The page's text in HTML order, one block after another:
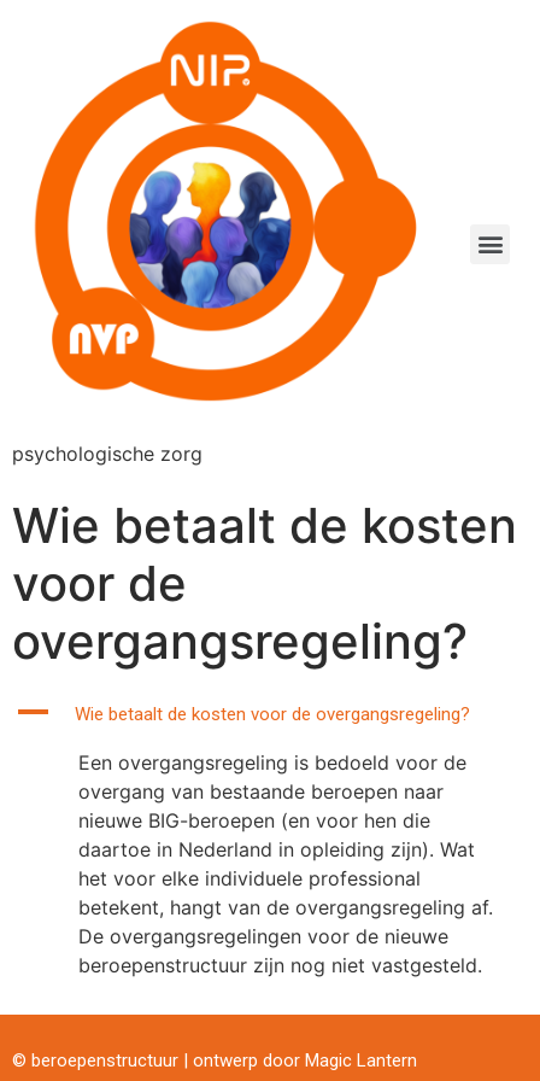
psychologische zorg
Wie betaalt de kosten
voor de
overgangsregeling?
A Wie betaalt de kosten voor de overgangsregeling?
Een overgangsregeling is bedoeld voor de
overgang van bestaande beroepen naar
nieuwe BIG-beroepen (en voor hen die
daartoe in Nederland in opleiding zijn). Wat
het voor elke individuele professional
betekent, hangt van de overgangsregeling af.
De overgangsregelingen voor de nieuwe
beroepenstructuur zijn nog niet vastgesteld.
© beroepenstructuur | ontwerp door Magic Lantern